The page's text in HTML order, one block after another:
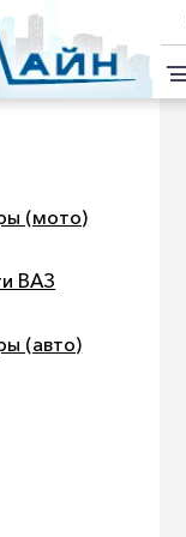
ТОВАРОВ
Автозапчасти ВАЗ
Иномарки
оснастка
(мото)
ВАЗ
(авто)